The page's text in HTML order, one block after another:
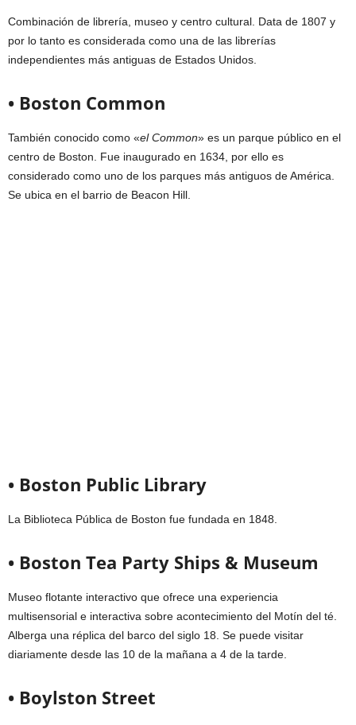
Combinación de librería, museo y centro cultural. Data de 1807 y
por lo tanto es considerada como una de las librerías
independientes más antiguas de Estados Unidos.
• Boston Common
También conocido como «el Common» es un parque público en el
centro de Boston. Fue inaugurado en 1634, por ello es
considerado como uno de los parques más antiguos de América.
Se ubica en el barrio de Beacon Hill.
• Boston Public Library
La Biblioteca Pública de Boston fue fundada en 1848.
• Boston Tea Party Ships & Museum
Museo flotante interactivo que ofrece una experiencia
multisensorial e interactiva sobre acontecimiento del Motín del té.
Alberga una réplica del barco del siglo 18. Se puede visitar
diariamente desde las 10 de la mañana a 4 de la tarde.
• Boylston Street